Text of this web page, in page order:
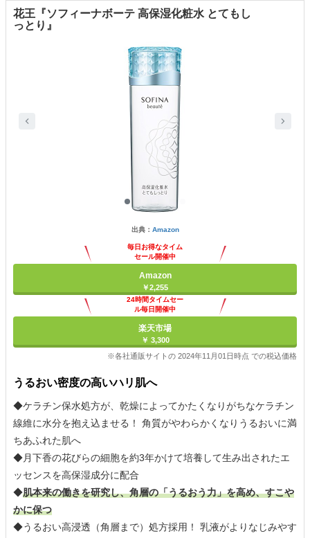
花王『ソフィーナボーテ 高保湿化粧水 とてもし
っとり』
出典： Amazon
毎日お得なタイム
セール開催中
Amazon
￥2,255
24時間タイムセー
ル毎日開催中
楽天市場
￥ 3,300
※各社通販サイトの 2024年11月01日時点 での税込価格
うるおい密度の高いハリ肌へ
◆ケラチン保水処方が、乾燥によってかたくなりがちなケラチン
線維に水分を抱え込ませる！ 角質がやわらかくなりうるおいに満
ちあふれた肌へ
◆月下香の花びらの細胞を約3年かけて培養して生み出されたエ
ッセンスを高保湿成分に配合
◆肌本来の働きを研究し、角層の「うるおう力」を高め、すこや
かに保つ
◆うるおい高浸透（角層まで）処方採用！ 乳液がよりなじみやす